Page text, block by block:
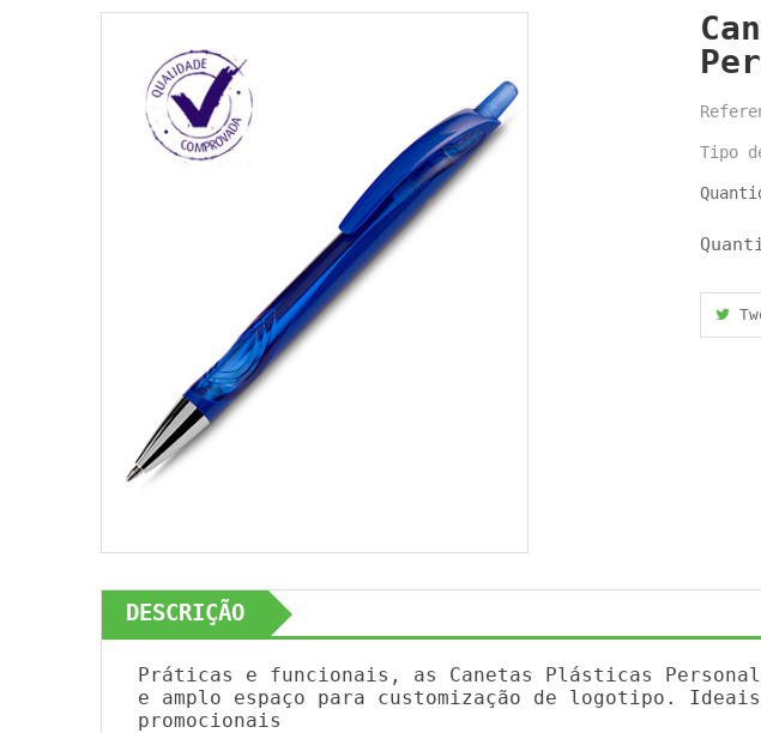
Tipo
DESCRIÇÃO
Práticas e funcionais, as Canetas Plásticas
e amplo espaço para customização de logotipo.
promocionais